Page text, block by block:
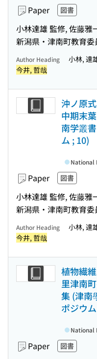
Paper 図書
小林達雄 監修, 佐藤雅
新潟県・津南町教育委
Author Heading
小林, 達
今井, 哲哉
沖ノ原
中期末
南学叢
ム ; 10)
Paper 図書
小林達雄 監修, 佐藤雅
新潟県・津南町教育委
National
Author Heading
小林, 達
今井, 哲哉
植物繊
里津南
集 (津南
ポジウ
Paper 図書
National